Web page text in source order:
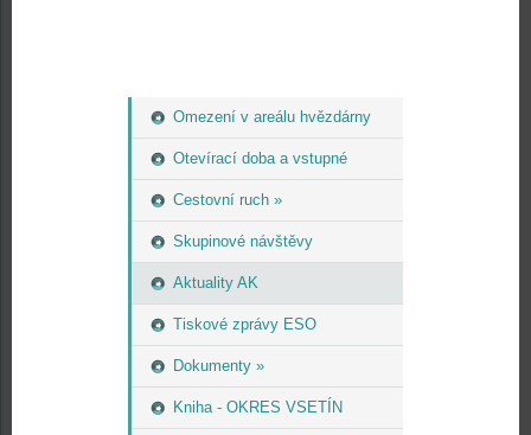
Omezení v areálu hvězdárny
Otevírací doba a vstupné
Cestovní ruch »
Skupinové návštěvy
Aktuality AK
Tiskové zprávy ESO
Dokumenty »
Kniha - OKRES VSETÍN